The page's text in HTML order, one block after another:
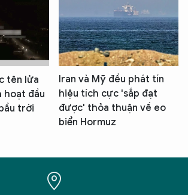
tên lửa
hoạt đầu
trời
Iran và Mỹ đều phát tín
hiệu tích cực 'sắp đạt
được' thỏa thuận về eo
biển Hormuz